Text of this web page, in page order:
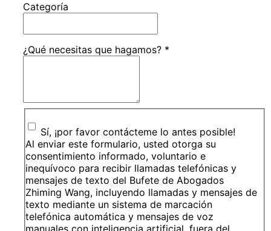
Categoría
¿Qué necesitas que hagamos? *
Sí, ¡por favor contácteme lo antes posible!
Al enviar este formulario, usted otorga su
consentimiento informado, voluntario e
inequívoco para recibir llamadas telefónicas y
mensajes de texto del Bufete de Abogados
Zhiming Wang, incluyendo llamadas y mensajes de
texto mediante un sistema de marcación
telefónica automática y mensajes de voz